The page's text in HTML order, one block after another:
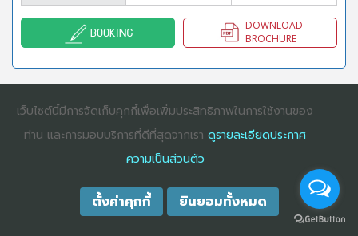
BOOKING
DOWNLOAD
BROCHURE
COPYRIGHT ©2025DHARMNITI SEMINAR AND TRAINING CO., LTD
RIGHTS RESERVED. E-COMMERCIAL REGISTRATION 0105529026680
เว็บไซต์นี้มีการจัดเก็บคุกกี้เพื่อเพิ่มประสิทธิภาพในการใช้งานของ
ท่าน และการมอบบริการที่ดีที่สุดจากเรา ดูรายละเอียดประกาศ
ความเป็นส่วนตัว
ตั้งค่าคุกกี้ ยินยอมทั้งหมด